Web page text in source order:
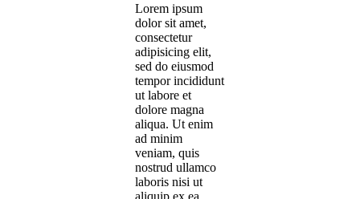
Lorem ipsum
dolor sit amet,
consectetur
adipisicing elit,
sed do eiusmod
tempor incididunt
ut labore et
dolore magna
aliqua. Ut enim
ad minim
veniam, quis
nostrud ullamco
laboris nisi ut
aliquip ex ea